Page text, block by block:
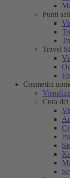
Punti
Travel
Cosmetici
Cura